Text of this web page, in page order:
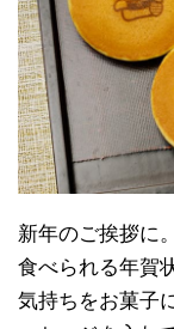
新年のご挨拶に
食べられる年賀
気持ちをお菓子